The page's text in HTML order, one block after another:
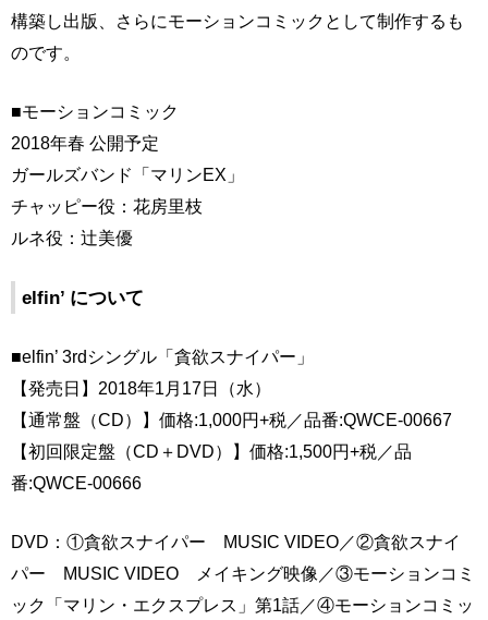
構築し出版、さらにモーションコミックとして制作するも
のです。
■モーションコミック
2018年春 公開予定
ガールズバンド「マリンEX」
チャッピー役：花房里枝
ルネ役：辻美優
elfin’ について
■elfin’ 3rdシングル「貪欲スナイパー」
【発売日】2018年1月17日（水）
【通常盤（CD）】価格:1,000円+税／品番:QWCE-00667
【初回限定盤（CD＋DVD）】価格:1,500円+税／品
番:QWCE-00666
DVD：①貪欲スナイパー MUSIC VIDEO／②貪欲スナイ
パー MUSIC VIDEO メイキング映像／③モーションコミ
ック「マリン・エクスプレス」第1話／④モーションコミッ